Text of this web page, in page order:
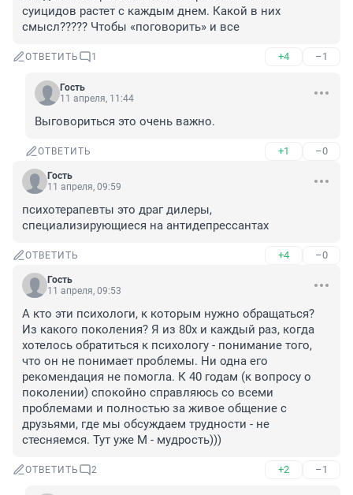
суицидов растет с каждым днем. Какой в них
смысл????? Чтобы «поговорить» и все
ОТВЕТИТЬ 1 +4 –1
Гость
11 апреля, 11:44
Выговориться это очень важно.
ОТВЕТИТЬ +1 –0
Гость
11 апреля, 09:59
психотерапевты это драг дилеры,
специализирующиеся на антидепрессантах
ОТВЕТИТЬ +4 –0
Гость
11 апреля, 09:53
А кто эти психологи, к которым нужно обращаться?
Из какого поколения? Я из 80х и каждый раз, когда
хотелось обратиться к психологу - понимание того,
что он не понимает проблемы. Ни одна его
рекомендация не помогла. К 40 годам (к вопросу о
поколении) спокойно справляюсь со всеми
проблемами и полностью за живое общение с
друзьями, где мы обсуждаем трудности - не
стесняемся. Тут уже М - мудрость)))
ОТВЕТИТЬ 2 +2 –1